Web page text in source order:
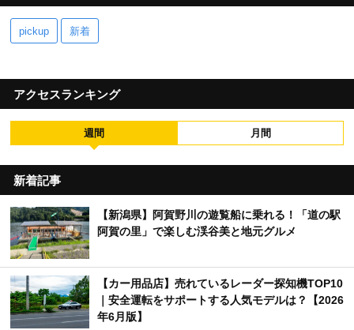
pickup 新着
アクセスランキング
週間 月間
新着記事
【新潟県】阿賀野川の遊覧船に乗れる！「道の駅
阿賀の里」で楽しむ渓谷美と地元グルメ
【カー用品店】売れているレーダー探知機TOP10
｜安全運転をサポートする人気モデルは？【2026
年6月版】